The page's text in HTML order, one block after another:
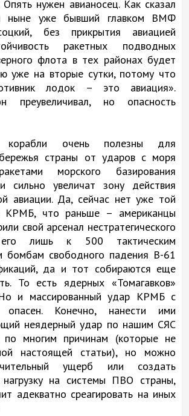
Опять нужен авианосец. Как сказал
ныне уже бывший главком ВМФ
без прикрытия авиацией
ракетных подводных
флота в тех районах будет
уже на вторые сутки, потому что
лодок – это авиация».
преувеличивал, но опасность
корабли очень полезны для
страны от ударов с моря
морского базирования
увеличат зону действия
авиации. Да, сейчас нет уже той
КРМБ, что раньше – американцы
свой арсенал нестратегического
лишь к 500 тактическим
бомбам свободного падения В-61
да и тот собираются еще
То есть ядерных «Томагавков»
и массированный удар КРМБ с
Конечно, нанести ими
неядерный удар по нашим СЯС
по многим причинам (которые не
настоящей статьи), но можно
ущерб или создать
нагрузку на системы ПВО страны,
адекватно среагировать на иных